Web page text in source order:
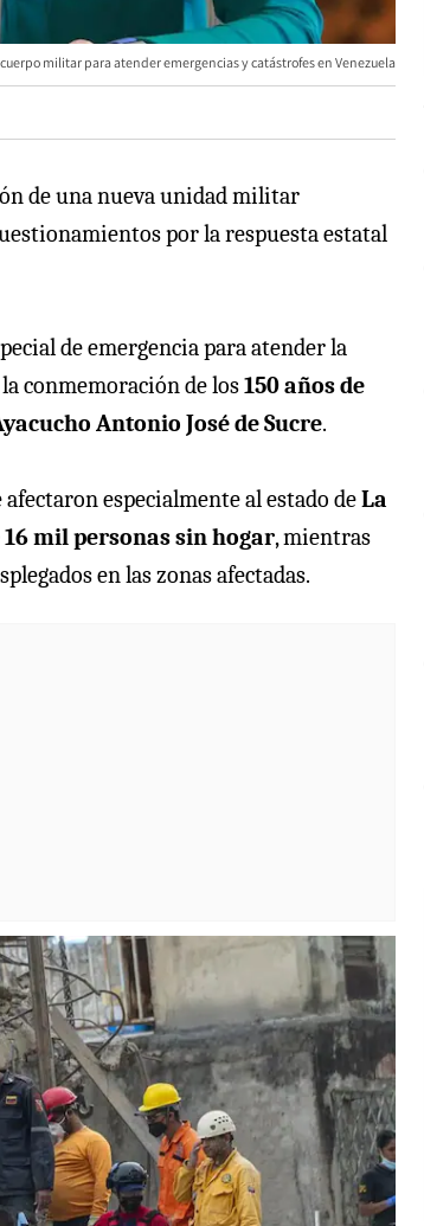
militar para atender emergencias y catástrofes en Venezuela
de una nueva unidad militar
por la respuesta estatal
de emergencia para atender la
conmemoración de los150 años de
Antonio José de Sucre.
afectaron especialmente al estado deLa
mil personas sin hogar, mientras
en las zonas afectadas.